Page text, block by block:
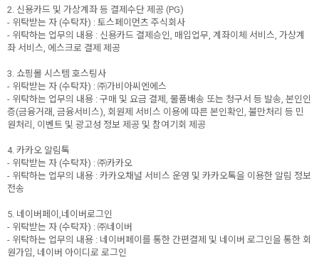
2. 신용카드 및 가상계좌 등 결제수단 제공 (PG)
- 위탁받는 자 (수탁자) : 토스페이먼츠 주식회사
- 위탁하는 업무의 내용 : 신용카드 결제승인, 매입업무, 계좌이체 서비스, 가상계
좌 서비스, 에스크로 결제 제공
3. 쇼핑몰 시스템 호스팅사
- 위탁받는 자 (수탁자) : ㈜가비아씨엔에스
- 위탁하는 업무의 내용 : 구매 및 요금 결제, 물품배송 또는 청구서 등 발송, 본인인
증(금융거래, 금융서비스), 회원제 서비스 이용에 따른 본인확인, 불만처리 등 민
원처리, 이벤트 및 광고성 정보 제공 및 참여기회 제공
4. 카카오 알림톡
- 위탁받는 자 (수탁자) : ㈜카카오
- 위탁하는 업무의 내용 : 카카오채널 서비스 운영 및 카카오톡을 이용한 알림 정보
전송
5. 네이버페이,네이버로그인
- 위탁받는 자 (수탁자) : ㈜네이버
- 위탁하는 업무의 내용 : 네이버페이를 통한 간편결제 및 네이버 로그인을 통한 회
원가입, 네이버 아이디로 로그인